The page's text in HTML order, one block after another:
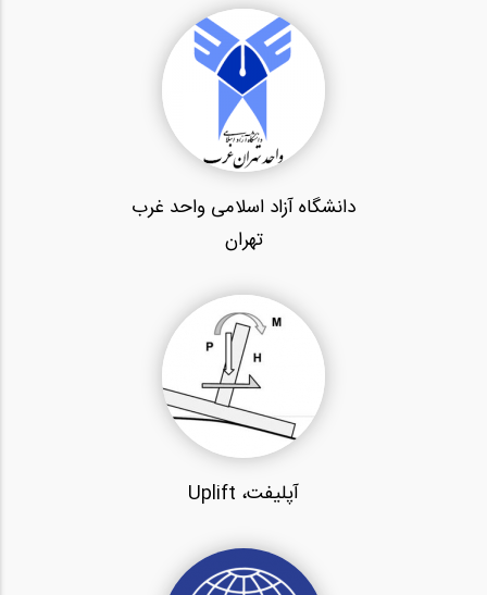
دانشگاه آزاد اسلامی واحد غرب
تهران
آپلیفت، Uplift